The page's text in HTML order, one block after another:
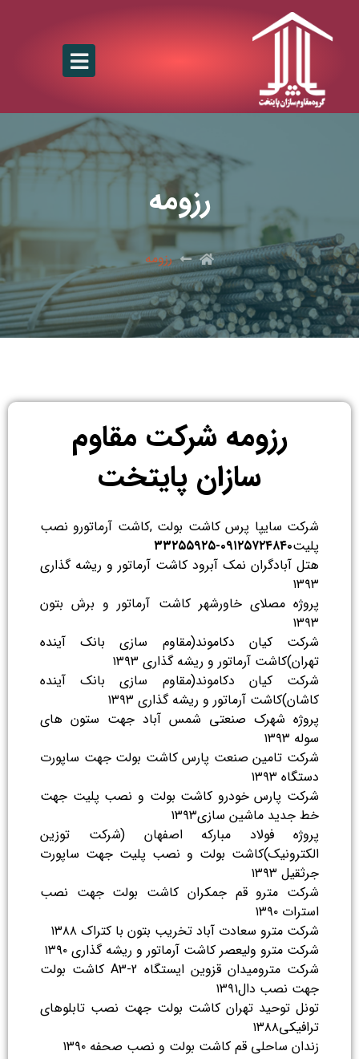
رزومه
رزومه
رزومه شرکت مقاوم
سازان پایتخت
شرکت سایپا پرس کاشت بولت ,کاشت آرماتورو نصب
پلیت۰۹۱۲۵۷۲۴۸۴۰-۳۳۲۵۵۹۲۵
هتل آبادگران نمک آبرود کاشت آرماتور و ریشه گذاری
۱۳۹۳
پروژه مصلای خاورشهر کاشت آرماتور و برش بتون
۱۳۹۳
شرکت کیان دکاموند(مقاوم سازی بانک آینده
تهران)کاشت آرماتور و ریشه گذاری ۱۳۹۳
شرکت کیان دکاموند(مقاوم سازی بانک آینده
کاشان)کاشت آرماتور و ریشه گذاری ۱۳۹۳
پروژه شهرک صنعتی شمس آباد جهت ستون های
سوله ۱۳۹۳
شرکت تامین صنعت پارس کاشت بولت جهت ساپورت
دستگاه ۱۳۹۳
شرکت پارس خودرو کاشت بولت و نصب پلیت جهت
خط جدید ماشین سازی۱۳۹۳
پروژه فولاد مبارکه اصفهان (شرکت توزین
الکترونیک)کاشت بولت و نصب پلیت جهت ساپورت
جرثقیل ۱۳۹۳
شرکت مترو قم جمکران کاشت بولت جهت نصب
استرات ۱۳۹۰
شرکت مترو سعادت آباد تخریب بتون با کتراک ۱۳۸۸
شرکت مترو ولیعصر کاشت آرماتور و ریشه گذاری ۱۳۹۰
شرکت مترومیدان قزوین ایستگاه A3-2 کاشت بولت
جهت نصب دال۱۳۹۱
تونل توحید تهران کاشت بولت جهت نصب تابلوهای
ترافیکی۱۳۸۸
زندان ساحلی قم کاشت بولت و نصب صحفه ۱۳۹۰